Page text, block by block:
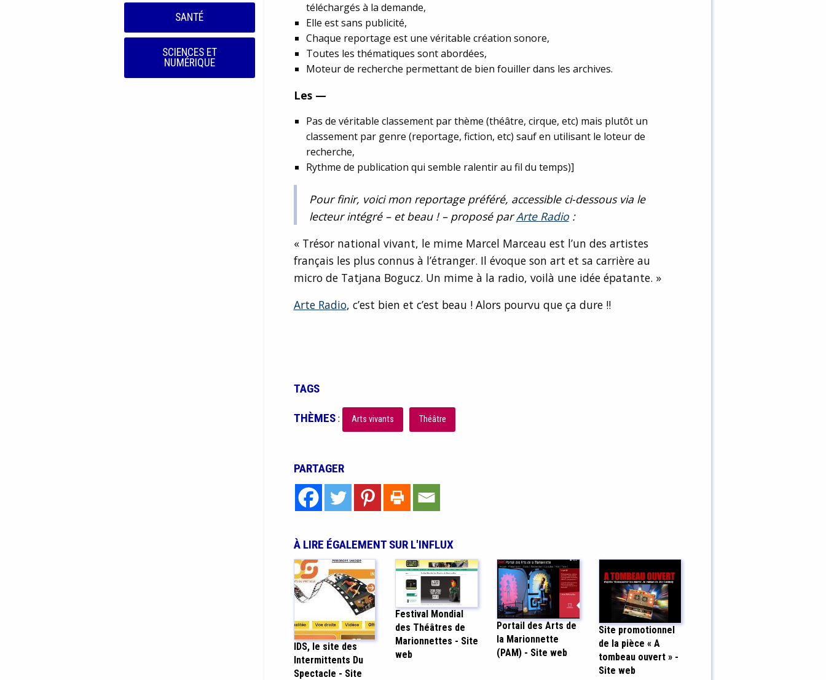
SANTÉ
SCIENCES ET
NUMÉRIQUE
téléchargés à la demande,
Elle est sans publicité,
Chaque reportage est une véritable création sonore,
Toutes les thématiques sont abordées,
Moteur de recherche permettant de bien fouiller dans les archives.
Les —
Pas de véritable classement par thème (théâtre, cirque, etc) mais plutôt un
classement par genre (reportage, fiction, etc) sauf en utilisant le loteur de
recherche,
Rythme de publication qui semble ralentir au fil du temps)]
Pour finir, voici mon reportage préféré, accessible ci-dessous via le
lecteur intégré – et beau ! – proposé parArte Radio:
« Trésor national vivant, le mime Marcel Marceau est l’un des artistes
français les plus connus à l’étranger. Il évoque son art et sa carrière au
micro de Tatjana Bogucz. Un mime à la radio, voilà une idée épatante. »
Arte Radio, c’est bien et c’est beau ! Alors pourvu que ça dure !!
TAGS
THÈMES: Arts vivants Théâtre
PARTAGER
À LIRE ÉGALEMENT SUR L'INFLUX
IDS, le site des
Intermittents Du
Spectacle - Site
Festival Mondial
des Théâtres de
Marionnettes - Site
web
Portail des Arts de
la Marionnette
(PAM) - Site web
Site promotionnel
de la pièce « A
tombeau ouvert » -
Site web